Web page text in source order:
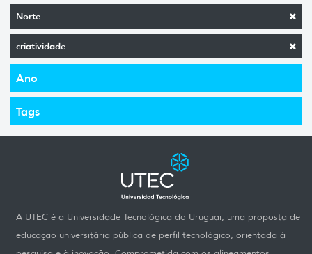
Norte
criatividade
Ano
Tags
A UTEC é a Universidade Tecnológica do Uruguai, uma proposta de
educação universitária pública de perfil tecnológico, orientada à